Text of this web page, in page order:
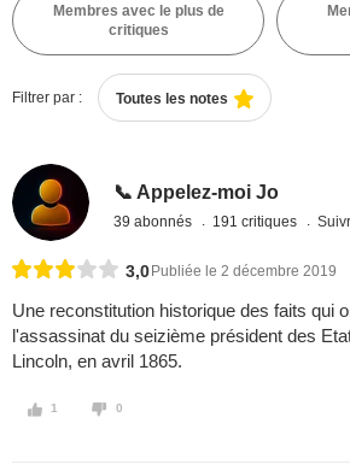
Membres avec le plus de
critiques
Filtrer par : Toutes les notes
📞 Appelez-moi Jo
39 abonnés 191 critiques
3,0 Publiée le 2 décembre 2019
Une reconstitution historique des faits qui
l'assassinat du seizième président des
Lincoln, en avril 1865.
1 0